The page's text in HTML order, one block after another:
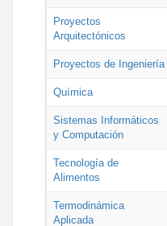
Proyectos
Arquitectónicos
Proyectos de Ingeniería
Química
Sistemas Informáticos
y Computación
Tecnología de
Alimentos
Termodinámica
Aplicada